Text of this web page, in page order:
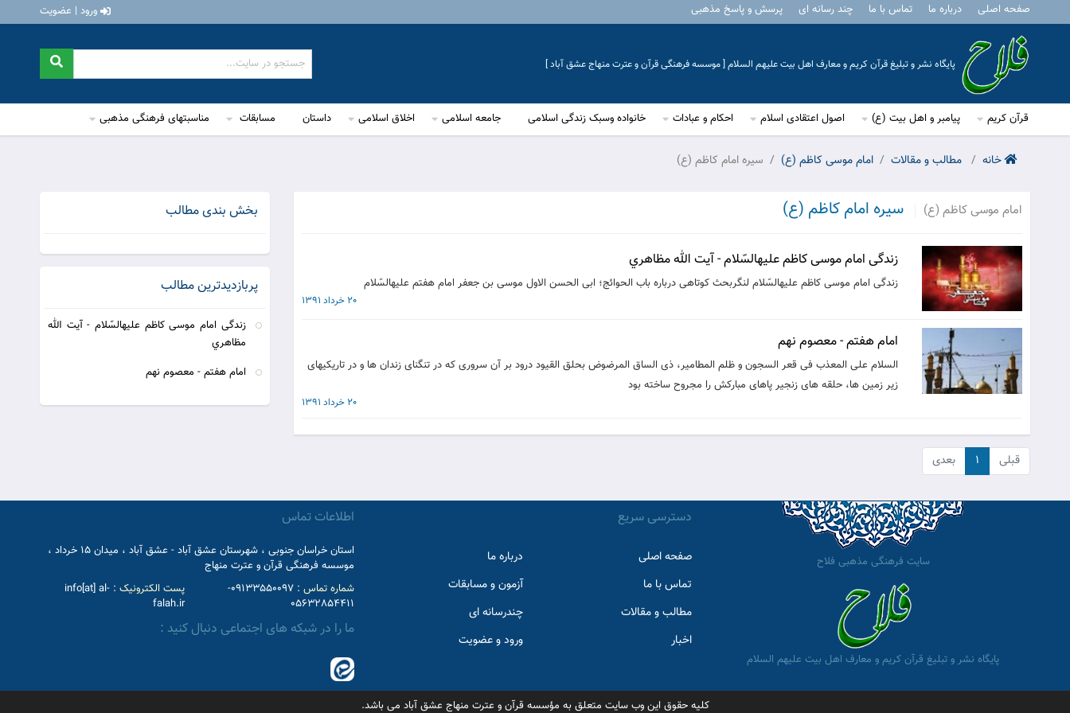
صفحه اصلی درباره ما تماس با ما چند رسانه ای پرسش و پاسخ مذهبی ورود | عضویت
پایگاه نشر و تبلیغ قرآن کریم و معارف اهل بیت علیهم السلام [ موسسه فرهنگی قرآن و عترت منهاج عشق آباد ]
قرآن کریم پیامبر و اهل بیت (ع) اصول اعتقادی اسلام احکام و عبادات خانواده وسبک زندگی اسلامی جامعه اسلامی اخلاق اسلامی داستان مسابقات مناسبتهای فرهنگی مذهبی
خانه مطالب و مقالات امام موسی کاظم (ع) سیره امام کاظم (ع)
امام موسی کاظم (ع) سیره امام کاظم (ع)
زندگى امام موسى كاظم عليه‏السّلام‏ - آيت الله مظاهري
زندگى امام موسى كاظم عليه‏السّلام‏ لنگربحث كوتاهى درباره باب الحوائج؛ ابى الحسن الاول موسى بن جعفر امام هفتم عليه‏السّلام‏
20 خرداد 1391
امام هفتم - معصوم نهم
السلام على المعذب فى قعر السجون و ظلم المطامير، ذى الساق المرضوض بحلق القيود درود بر آن سرورى كه در تنگناى زندان ها و در تاريكيهاى
زير زمين ها، حلقه هاى زنجير پاهاى مباركش را مجروح ساخته بود
20 خرداد 1391
قبلی ۱ بعدی
بخش بندی مطالب
پربازدیدترین مطالب
زندگى امام موسى كاظم عليه‏السّلام‏ - آيت الله
مظاهري
امام هفتم - معصوم نهم
سایت فرهنگی مذهبی فلاح
پایگاه نشر و تبلیغ قرآن کریم و معارف اهل بیت علیهم السلام
دسترسی سریع
صفحه اصلی
درباره ما
تماس با ما
آزمون و مسابقات
مطالب و مقالات
چندرسانه ای
اخبار
ورود و عضویت
اطلاعات تماس
استان خراسان جنوبی ، شهرستان عشق آباد - عشق آباد ، میدان 15 خرداد ،
موسسه فرهنگی قرآن و عترت منهاج
شماره تماس :
09133550097-
05632854411
پست الکترونیک : info[at] al-
falah.ir
ما را در شبکه های اجتماعی دنبال کنید :
کلیه حقوق این وب سایت متعلق به مؤسسه قرآن و عترت منهاج عشق آباد می باشد.